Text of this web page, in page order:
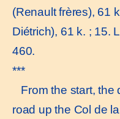
(Renault frères), 61
Diétrich), 61 k. ; 15.
460.
***
From the start, the
road up the Col de